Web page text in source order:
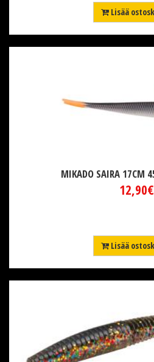
Lisää
MIKADO SAIRA 17CM
12,90€
Lisää